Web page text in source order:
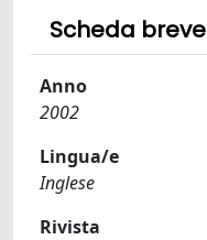
Scheda breve
Anno
2002
Lingua/e
Inglese
Rivista